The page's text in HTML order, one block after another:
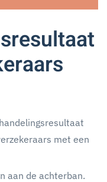
met een
aan de achterban.